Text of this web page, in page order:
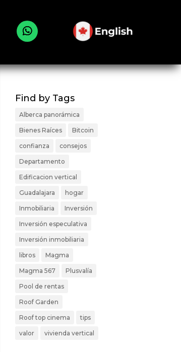
Find by Tags
Alberca panorámica
Bienes Raíces Bitcoin
confianza consejos
Departamento
Edificacion vertical
Guadalajara hogar
Inmobiliaria Inversión
Inversión especulativa
Inversión inmobiliaria
libros Magma
Magma 567 Plusvalía
Pool de rentas
Roof Garden
Roof top cinema tips
valor vivienda vertical